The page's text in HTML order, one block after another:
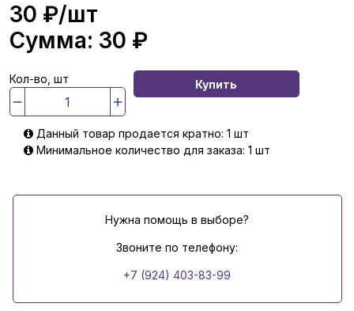
30 ₽/шт
Сумма: 30 ₽
Кол-во, шт Купить
Данный товар продается кратно: 1 шт
Минимальное количество для заказа: 1 шт
Нужна помощь в выборе?
Звоните по телефону:
+7 (924) 403-83-99